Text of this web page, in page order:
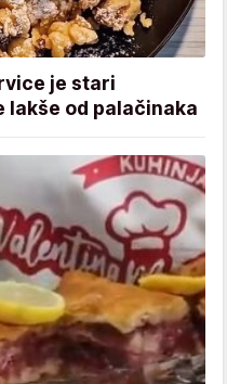
je stari
lakše od palačinaka